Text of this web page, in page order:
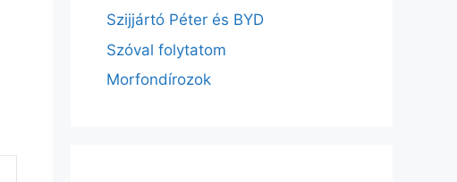
Szijjártó Péter és BYD
Szóval folytatom
Morfondírozok